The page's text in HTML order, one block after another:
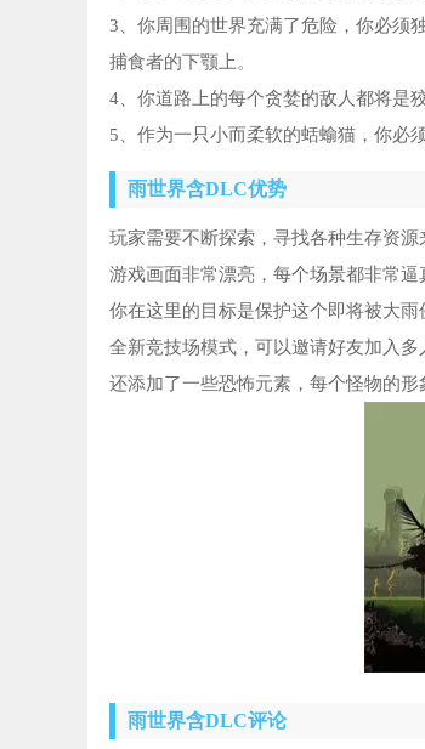
3、你周围的世界充满了危险，你必须
捕食者的下颚上。
4、你道路上的每个贪婪的敌人都将是
5、作为一只小而柔软的蛞蝓猫，你必
雨世界含DLC优势
玩家需要不断探索，寻找各种生存资源
游戏画面非常漂亮，每个场景都非常逼
你在这里的目标是保护这个即将被大雨
全新竞技场模式，可以邀请好友加入多
还添加了一些恐怖元素，每个怪物的形
雨世界含DLC评论